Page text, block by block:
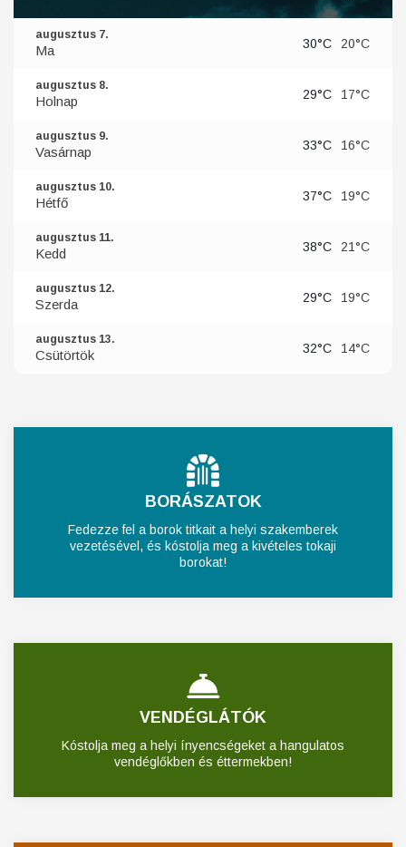
augusztus 7.
Ma 30°C 20°C
augusztus 8.
Holnap 29°C 17°C
augusztus 9.
Vasárnap 33°C 16°C
augusztus 10.
Hétfő 37°C 19°C
augusztus 11.
Kedd 38°C 21°C
augusztus 12.
Szerda 29°C 19°C
augusztus 13.
Csütörtök 32°C 14°C
BORÁSZATOK
Fedezze fel a borok titkait a helyi szakemberek
vezetésével, és kóstolja meg a kivételes tokaji
borokat!
VENDÉGLÁTÓK
Kóstolja meg a helyi ínyencségeket a hangulatos
vendéglőkben és éttermekben!